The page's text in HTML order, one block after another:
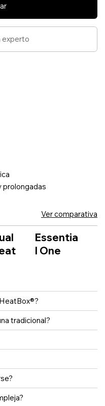
experto
prolongadas
Ver comparativa
tradicional?
Essentia
l One